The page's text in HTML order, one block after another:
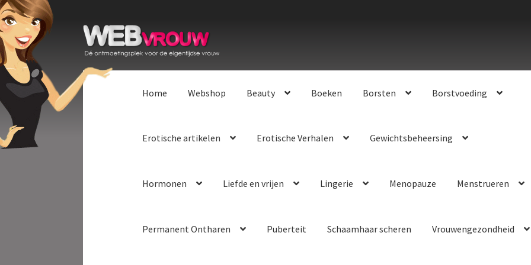
Ga
door
navigatie
Ga
naar
inhoud
Home Webshop Beauty Boeken Borsten Borstvoeding
Erotische artikelen Erotische Verhalen Gewichtsbeheersing
Hormonen Liefde en vrijen Lingerie Menopauze Menstrueren
Permanent Ontharen Puberteit Schaamhaar scheren Vrouwengezondheid